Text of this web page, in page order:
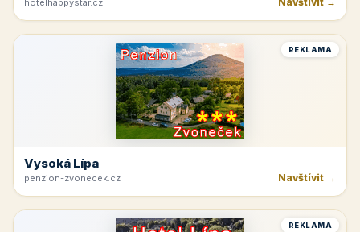
hotelhappystar.cz
REKLAMA
Vysoká Lípa
penzion-zvonecek.cz Navštívit →
REKLAMA